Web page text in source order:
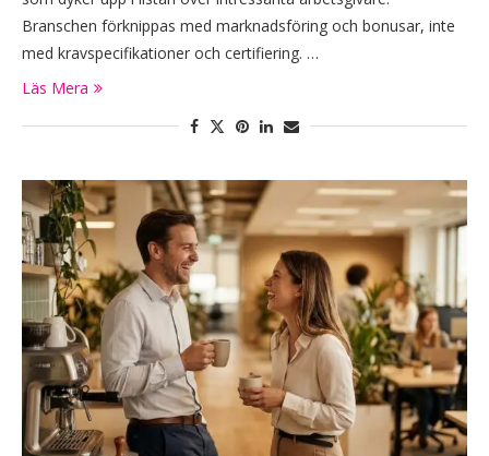
Branschen förknippas med marknadsföring och bonusar, inte
med kravspecifikationer och certifiering. …
Läs Mera